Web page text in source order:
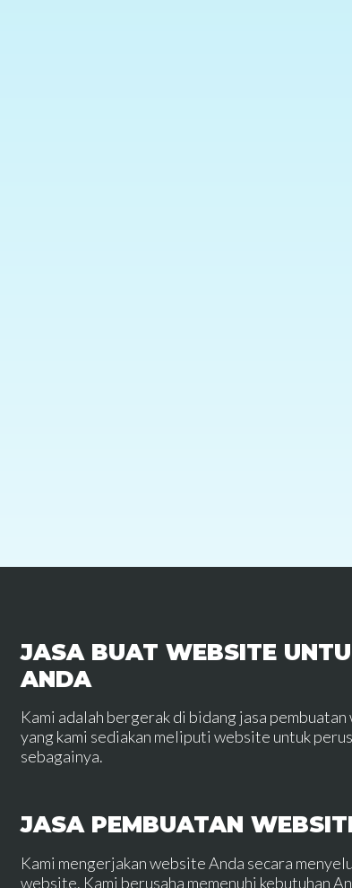
JASA BUAT WEBSITE
ANDA
Kami adalah bergerak di bidang jasa
yang kami sediakan meliputi website untuk
sebagainya.
JASA PEMBUATAN
Kami mengerjakan website Anda secara
website. Kami berusaha memenuhi kebutuhan